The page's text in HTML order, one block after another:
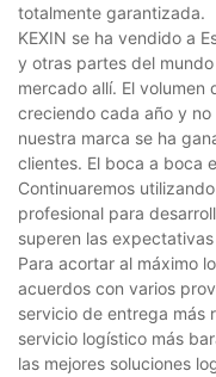
totalmente garantizada.
KEXIN se ha vendido a
y otras partes del
mercado allí. El
creciendo cada año y
nuestra marca se ha
clientes. El boca a boca
Continuaremos
profesional para
superen las
Para acortar al máximo
acuerdos con varios
servicio de entrega más
servicio logístico más
las mejores soluciones